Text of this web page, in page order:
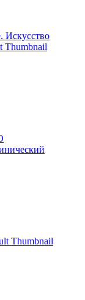
Искусство